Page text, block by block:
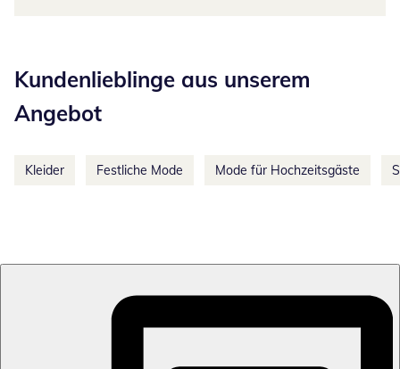
Kundenlieblinge aus unserem
Angebot
Kleider Festliche Mode Mode für Hochzeitsgäste